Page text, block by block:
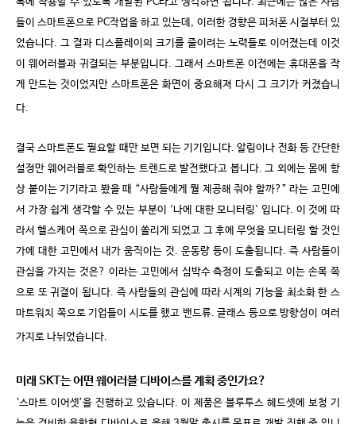
들이 스마트폰으로 PC작업을 하고 있는데 , 이러한 경향은 피처폰 시절부터 있
었습니다. 그 결과 디스플레이의 크기를 줄이려는 노력들로 이어졌는데 이것
이 웨어러블과 귀결되는 부분입니다. 그래서 스마트폰 이전에는 휴대폰을 작
게 만드는 것이었지만 스마트폰은 화면이 중요해져 다시 그 크기가 커졌습니
다.
결국 스마트폰도 필요할 때만 보면 되는 기기입니다.알림이나 전화 등 간단한
설정만 웨어러블로 확인하는 트렌드로 발전했다고 봅니다.그 외에는 몸에 항
상 붙이는 기기라고 봤을 때 “사람들에게 뭘 제공해 줘야 할까?” 라는 고민에
서 가장 쉽게 생각할 수 있는 부분이
'나에 대한 모니터링' 입니다. 이 것에 따
라서 헬스케어 쪽으로 관심이 쏠리게 되었고 그 후에 무엇을 모니터링 할 것인
가에 대한 고민에서 내가 움직이는 것. 운동량 등이 도출됩니다. 즉 사람들이
관심을 가지는 것은? 이라는 고민에서 심박수 측정이 도출되고 이는 손목 쪽
으로 또 귀결이 됩니다. 즉 사람들의 관심에 따라 시계의 기능을 최소화 한 스
마트워치 쪽으로 기업들이 시도를 했고 밴드류.글래스 등으로 방향성이 여러
가지로 나뉘었습니다.
미래 SKT 는 어떤 웨어러블 디바이스를 계획 중인가요?
‘스마트 이어셋’을 진행하고 있습니다. 이 제품은 블루투스 헤드셋에 보청 기